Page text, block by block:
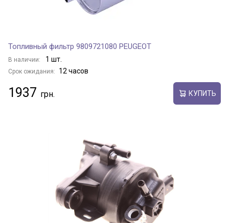
Топливный фильтр 9809721080 PEUGEOT
В наличии: 1 шт.
Срок ожидания: 12 часов
1937 КУПИТЬ